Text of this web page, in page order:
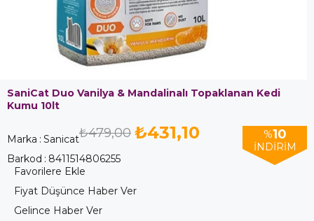
SaniCat Duo Vanilya & Mandalinalı Topaklanan Kedi
Kumu 10lt
Marka : Sanicat %10
İNDIRIM
₺479,00 ₺431,10
Barkod : 8411514806255
Favorilere Ekle
Fiyat Düşünce Haber Ver
Gelince Haber Ver